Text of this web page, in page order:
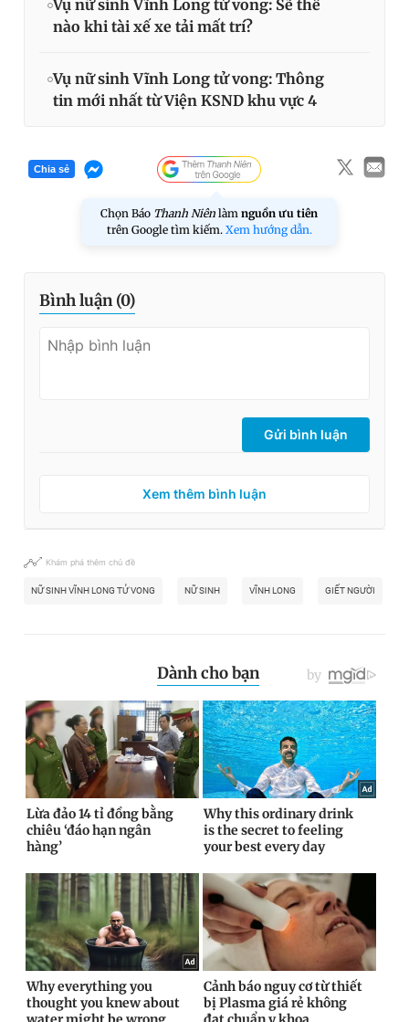
Vụ nữ sinh Vĩnh Long tử vong: Sẽ thế
nào khi tài xế xe tải mất trí?
Vụ nữ sinh Vĩnh Long tử vong: Thông
tin mới nhất từ Viện KSND khu vực 4
Chia sẻ
Chọn Báo Thanh Niên làm nguồn ưu tiên
trên Google tìm kiếm. Xem hướng dẫn.
Bình luận (0)
Gửi bình luận
Xem thêm bình luận
Khám phá thêm chủ đề
NỮ SINH VĨNH LONG TỬ VONG NỮ SINH VĨNH LONG GIẾT NGƯỜI